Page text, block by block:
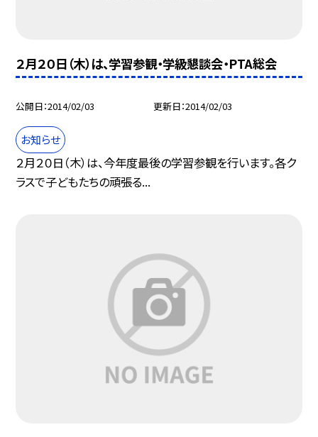
２月２０日（木）は、学習参観・学級懇談会・PTA総会
公開日 2014/02/03 更新日 2014/02/03
お知らせ
２月２０日（木）は、今年度最後の学習参観を行います。各ク
ラスで子どもたちの頑張る...